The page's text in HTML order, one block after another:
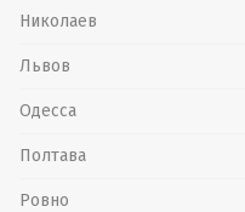
Николаев
Львов
Одесса
Полтава
Ровно